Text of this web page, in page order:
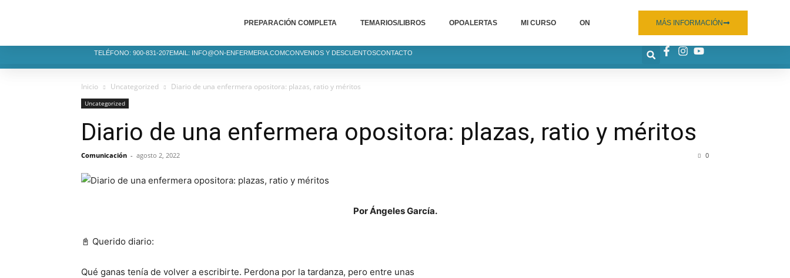
PREPARACIÓN COMPLETA TEMARIOS/LIBROS OPOALERTAS MI CURSO ON MÁS INFORMACIÓN
TELÉFONO: 900-831-207EMAIL: INFO@ON-ENFERMERIA.COMCONVENIOS Y DESCUENTOSCONTACTO
Inicio Uncategorized Diario de una enfermera opositora: plazas, ratio y méritos
Uncategorized
Diario de una enfermera opositora: plazas, ratio y méritos
Comunicación - agosto 2, 2022 0
Por Ángeles García.
📓 Querido diario:
Qué ganas tenía de volver a escribirte. Perdona por la tardanza, pero entre unas